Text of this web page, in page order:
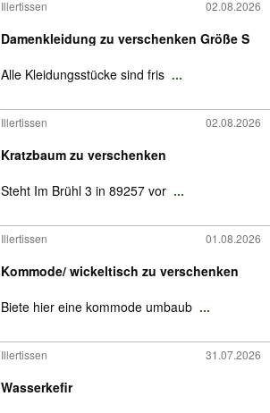
Illertissen 02.08.2026
Damenkleidung zu verschenken Größe S
Alle Kleidungsstücke sind fris ...
Illertissen 02.08.2026
Kratzbaum zu verschenken
Steht Im Brühl 3 in 89257 vor ...
Illertissen 01.08.2026
Kommode/ wickeltisch zu verschenken
Biete hier eine kommode umbaub ...
Illertissen 31.07.2026
Wasserkefir